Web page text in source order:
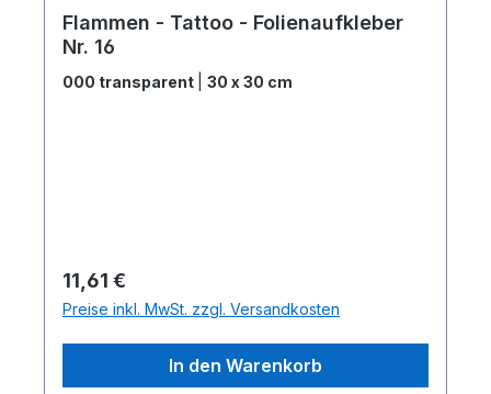
Flammen - Tattoo - Folienaufkleber
Nr. 16
000 transparent 30 x 30 cm
Regulärer Preis:
11,61 €
Preise inkl. MwSt. zzgl. Versandkosten
In den Warenkorb